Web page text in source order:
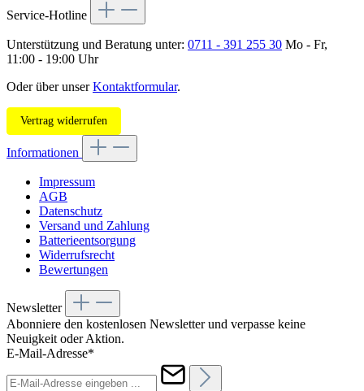
Service-Hotline
Unterstützung und Beratung unter: 0711 - 391 255 30 Mo - Fr,
11:00 - 19:00 Uhr
Oder über unserKontaktformular.
Vertrag widerrufen
Informationen
Impressum
AGB
Datenschutz
Versand und Zahlung
Batterieentsorgung
Widerrufsrecht
Bewertungen
Newsletter
Abonniere den kostenlosen Newsletter und verpasse keine
Neuigkeit oder Aktion.
E-Mail-Adresse*